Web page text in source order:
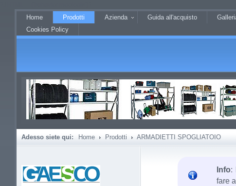
Home
Prodotti Azienda Guida all'acquisto
Cookies Policy
Adesso siete qui: Home Prodotti ARMADIETTI SPOGLIATOIO
Info:
fare